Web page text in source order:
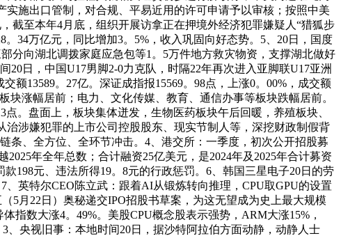
施出口管制，对合规、平易近用的许可申请予以审核；按照中美
截至本年4月底，组织开展访拿正在押境外经济犯罪嫌疑人“猎狐步
34万亿元，同比增加3。5%，收入巩固向好态势。5、20日，国度
分向湖北调拨家庭应急包等1。5万件地方救灾物资，支撑湖北做好
日，中国U17男脚2-0力克队，时隔22年再次进入亚脚联U17亚洲
额13589。27亿。深证成指报15569。98点，上涨0。00%，成交额
块涨幅居前；电力、文化传媒、教育、通信办事等板块跌幅居前。
点。盘面上，板块集体迸发，生物医药板块午后回暖，养殖板块、
涉嫌犯罪的上市公司控股股东、现实节制人等，深挖财政制假背
条、全方位、全环节冲击。4、港交所：一季度，初次公开招股募
年全年总数；合计融资25亿美元，是2024年及2025年合计募资
198元、违法所得19。8元的行政惩罚。6、韩国三星电子20日的劳
英特尔CEO陈立武：跟着AI从锻炼转向推理，CPU取GPU的设置
5月22日）奥秘递交IPO招股书草案，为这无望成为史上最大规模
指数大涨4。49%。美股CPU概念股表示强势，ARM大涨15%，
、央视旧事：本地时间20日，据沙特阿拉伯方面动静，动静人士